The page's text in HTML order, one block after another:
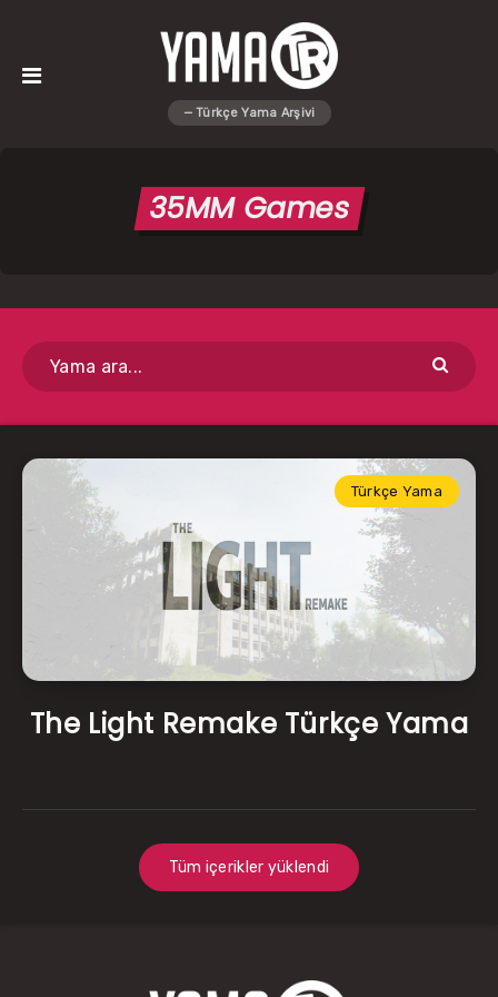
35MM Games
Türkçe Yama
The Light Remake Türkçe Yama
Tüm içerikler yüklendi